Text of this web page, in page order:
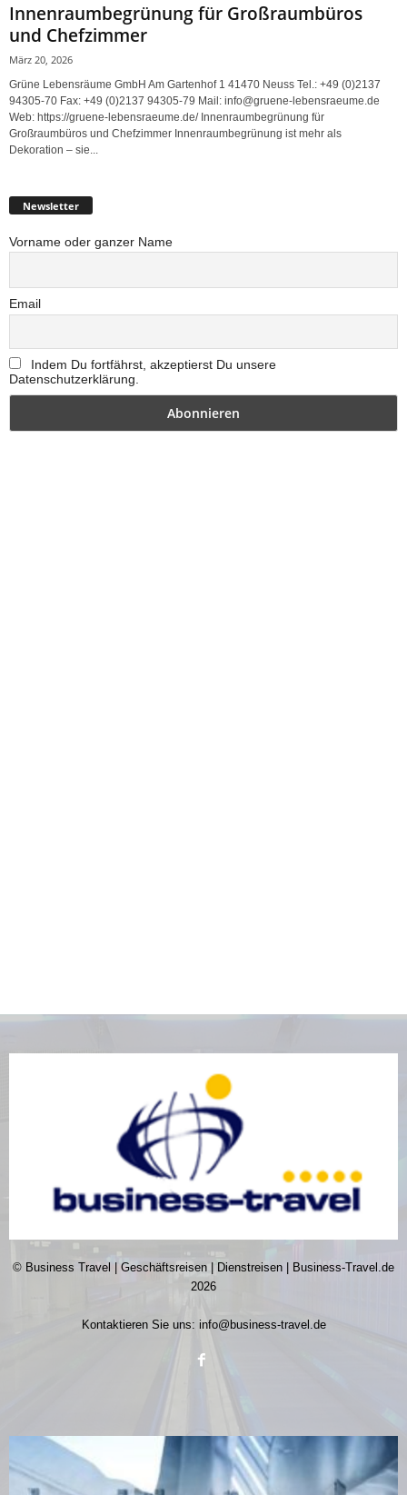
Innenraumbegrünung für Großraumbüros
und Chefzimmer
März 20, 2026
Grüne Lebensräume GmbH Am Gartenhof 1 41470 Neuss Tel.: +49 (0)2137
94305-70 Fax: +49 (0)2137 94305-79 Mail: info@gruene-lebensraeume.de
Web: https://gruene-lebensraeume.de/ Innenraumbegrünung für
Großraumbüros und Chefzimmer Innenraumbegrünung ist mehr als
Dekoration – sie...
Newsletter
Vorname oder ganzer Name
Email
Indem Du fortfährst, akzeptierst Du unsere
Datenschutzerklärung.
© Business Travel | Geschäftsreisen | Dienstreisen | Business-Travel.de
2026
Kontaktieren Sie uns: info@business-travel.de